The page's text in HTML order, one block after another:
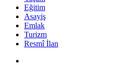
Eğitim
Asayiş
Emlak
Turizm
Resmî İlan